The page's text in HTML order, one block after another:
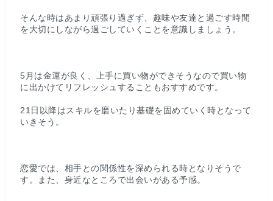
そんな時はあまり頑張り過ぎず、趣味や友達と過ごす時間
を大切にしながら過ごしていくことを意識しましょう。
5月は金運が良く、上手に買い物ができそうなので買い物
に出かけてリフレッシュすることもおすすめです。
21日以降はスキルを磨いたり基礎を固めていく時となって
いきそう。
恋愛では、相手との関係性を深められる時となりそうで
す。また、身近なところで出会いがある予感。